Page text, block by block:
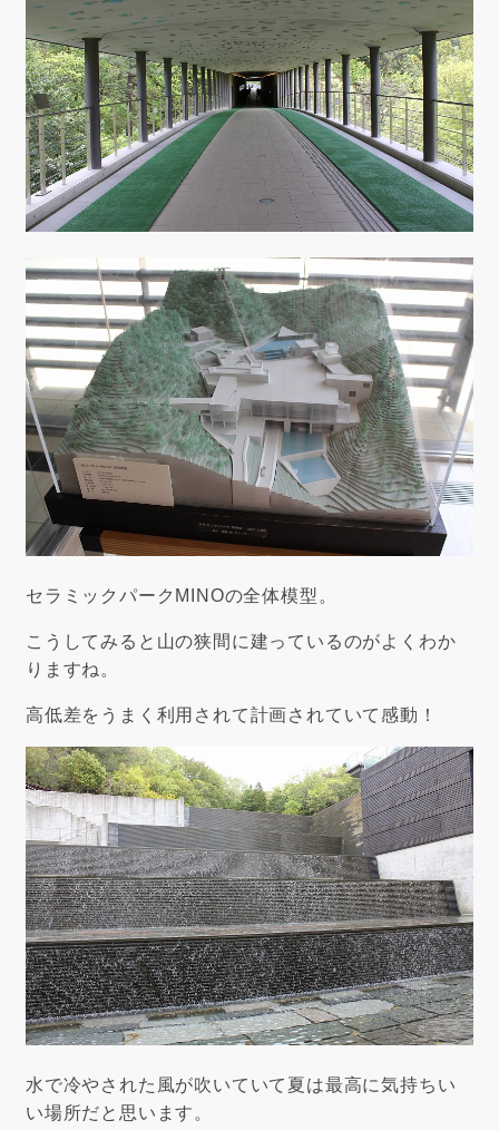
セラミックパークMINOの全体模型。
こうしてみると山の狭間に建っているのがよくわか
りますね。
高低差をうまく利用されて計画されていて感動！
水で冷やされた風が吹いていて夏は最高に気持ちい
い場所だと思います。